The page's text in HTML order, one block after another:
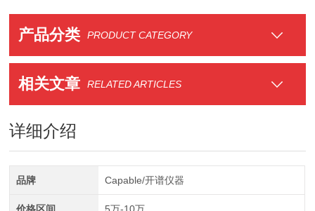
产品分类 PRODUCT CATEGORY
相关文章 RELATED ARTICLES
详细介绍
品牌 Capable/开谱仪器